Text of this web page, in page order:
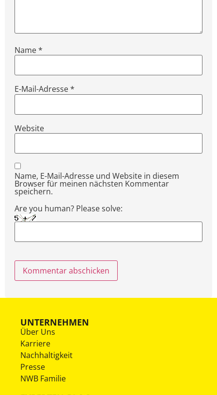
Name*
E-Mail-Adresse*
Website
Name, E-Mail-Adresse und Website in diesem
Browser für meinen nächsten Kommentar
speichern.
Are you human? Please solve:
UNTERNEHMEN
Über Uns
Karriere
Nachhaltigkeit
Presse
NWB Familie